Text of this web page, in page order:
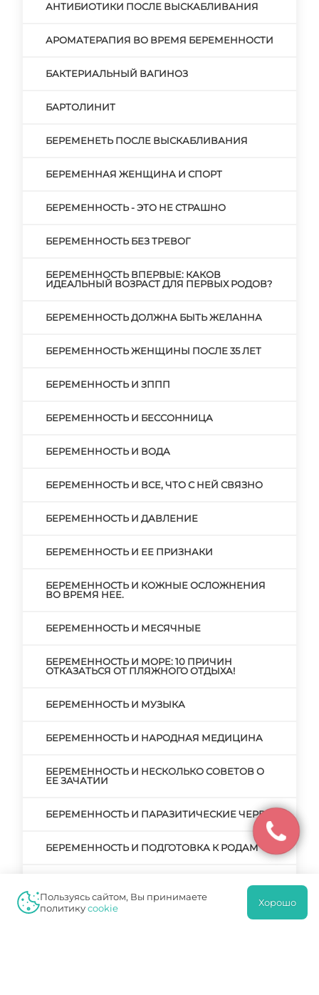
АНТИБИОТИКИ ПОСЛЕ ВЫСКАБЛИВАНИЯ
АРОМАТЕРАПИЯ ВО ВРЕМЯ БЕРЕМЕННОСТИ
БАКТЕРИАЛЬНЫЙ ВАГИНОЗ
БАРТОЛИНИТ
БЕРЕМЕНЕТЬ ПОСЛЕ ВЫСКАБЛИВАНИЯ
БЕРЕМЕННАЯ ЖЕНЩИНА И СПОРТ
БЕРЕМЕННОСТЬ - ЭТО НЕ СТРАШНО
БЕРЕМЕННОСТЬ БЕЗ ТРЕВОГ
БЕРЕМЕННОСТЬ ВПЕРВЫЕ: КАКОВ
ИДЕАЛЬНЫЙ ВОЗРАСТ ДЛЯ ПЕРВЫХ РОДОВ?
БЕРЕМЕННОСТЬ ДОЛЖНА БЫТЬ ЖЕЛАННА
БЕРЕМЕННОСТЬ ЖЕНЩИНЫ ПОСЛЕ 35 ЛЕТ
БЕРЕМЕННОСТЬ И ЗППП
БЕРЕМЕННОСТЬ И БЕССОННИЦА
БЕРЕМЕННОСТЬ И ВОДА
БЕРЕМЕННОСТЬ И ВСЕ, ЧТО С НЕЙ СВЯЗНО
БЕРЕМЕННОСТЬ И ДАВЛЕНИЕ
БЕРЕМЕННОСТЬ И ЕЕ ПРИЗНАКИ
БЕРЕМЕННОСТЬ И КОЖНЫЕ ОСЛОЖНЕНИЯ
ВО ВРЕМЯ НЕЕ.
БЕРЕМЕННОСТЬ И МЕСЯЧНЫЕ
БЕРЕМЕННОСТЬ И МОРЕ: 10 ПРИЧИН
ОТКАЗАТЬСЯ ОТ ПЛЯЖНОГО ОТДЫХА!
БЕРЕМЕННОСТЬ И МУЗЫКА
БЕРЕМЕННОСТЬ И НАРОДНАЯ МЕДИЦИНА
БЕРЕМЕННОСТЬ И НЕСКОЛЬКО СОВЕТОВ О
ЕЕ ЗАЧАТИИ
БЕРЕМЕННОСТЬ И ПАРАЗИТИЧЕСКИЕ ЧЕРВИ
БЕРЕМЕННОСТЬ И ПОДГОТОВКА К РОДАМ
БЕРЕМЕННОСТИ. РЕАЛЬНЫЕ ПРИЧИНЫ И
ВЫМЫШЛЕННЫЕ
Пользуясь сайтом, Вы принимаете
политикуcookie Хорошо